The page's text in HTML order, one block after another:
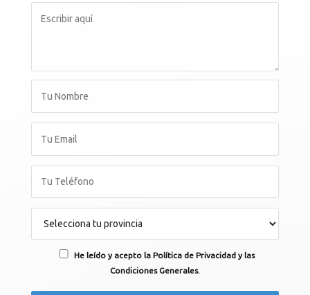
He leído y acepto la Política de Privacidad y las
Condiciones Generales.